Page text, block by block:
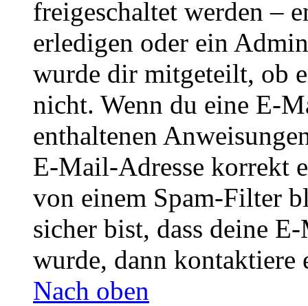
freigeschaltet werden –
erledigen oder ein
wurde dir mitgeteilt, ob
nicht. Wenn du eine E-
enthaltenen
E-Mail-Adresse korrekt
von einem Spam-Filter
sicher bist, dass deine
wurde, dann kontaktiere
Nach oben